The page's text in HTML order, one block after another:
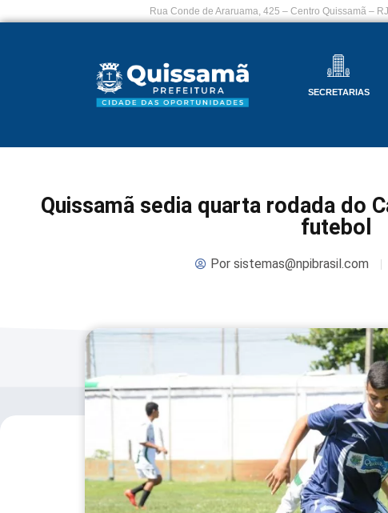
Rua Conde de Araruama, 425 – Centro Quissamã –
SECRETARIAS
Quissamã sedia quarta rodada do
futebol
Porsistemas@npibrasil.com